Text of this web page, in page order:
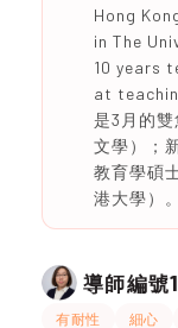
Hong
in The
10 years
at
是3月的
文學）；
教育學碩
港大學）。
導師編號
有耐性 細心